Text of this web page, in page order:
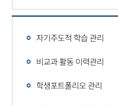
자기주도적 학습 관리
비교과 활동 이력관리
학생포트폴리오 관리